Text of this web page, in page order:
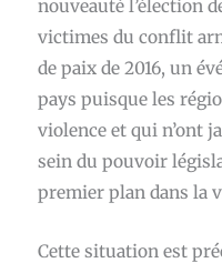
nouveauté l’élection
victimes du conflit
de paix de 2016, un
pays puisque les
violence et qui n’ont
sein du pouvoir
premier plan dans la
Cette situation est